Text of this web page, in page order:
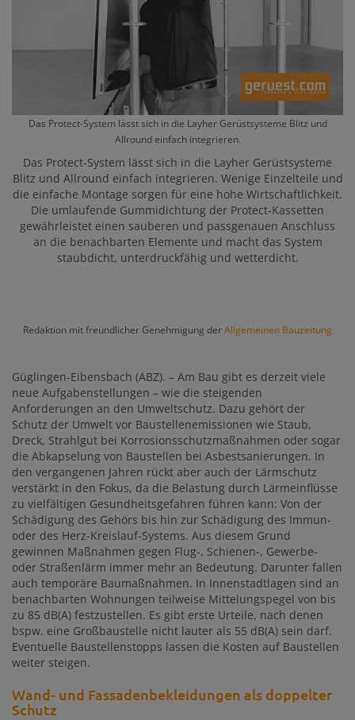
Das Protect-System lässt sich in die Layher Gerüstsysteme Blitz und
Allround einfach integrieren.
Das Protect-System lässt sich in die Layher Gerüstsysteme
Blitz und Allround einfach integrieren. Wenige Einzelteile und
die einfache Montage sorgen für eine hohe Wirtschaftlichkeit.
Die umlaufende Gummidichtung der Protect-Kassetten
gewährleistet einen sauberen und passgenauen Anschluss
an die benachbarten Elemente und macht das System
staubdicht, unterdruckfähig und wetterdicht.
Redaktion mit freundlicher Genehmigung derAllgemeinen Bauzeitung
Güglingen-Eibensbach (ABZ). – Am Bau gibt es derzeit viele
neue Aufgabenstellungen – wie die steigenden
Anforderungen an den Umweltschutz. Dazu gehört der
Schutz der Umwelt vor Baustellenemissionen wie Staub,
Dreck, Strahlgut bei Korrosionsschutzmaßnahmen oder sogar
die Abkapselung von Baustellen bei Asbestsanierungen. In
den vergangenen Jahren rückt aber auch der Lärmschutz
verstärkt in den Fokus, da die Belastung durch Lärmeinflüsse
zu vielfältigen Gesundheitsgefahren führen kann: Von der
Schädigung des Gehörs bis hin zur Schädigung des Immun-
oder des Herz-Kreislauf-Systems. Aus diesem Grund
gewinnen Maßnahmen gegen Flug-, Schienen-, Gewerbe-
oder Straßenlärm immer mehr an Bedeutung. Darunter fallen
auch temporäre Baumaßnahmen. In Innenstadtlagen sind an
benachbarten Wohnungen teilweise Mittelungspegel von bis
zu 85 dB(A) festzustellen. Es gibt erste Urteile, nach denen
bspw. eine Großbaustelle nicht lauter als 55 dB(A) sein darf.
Eventuelle Baustellenstopps lassen die Kosten auf Baustellen
weiter steigen.
Wand- und Fassadenbekleidungen als doppelter
Schutz